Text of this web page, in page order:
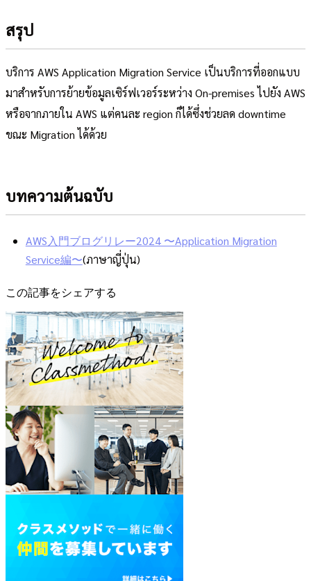
สรุป
บริการ AWS Application Migration Service เป็นบริการที่ออกแบบ
มาสำหรับการย้ายข้อมูลเซิร์ฟเวอร์ระหว่าง On-premises ไปยัง AWS
หรือจากภายใน AWS แต่คนละ region ก็ได้ซึ่งช่วยลด downtime
ขณะ Migration ได้ด้วย
บทความต้นฉบับ
AWS入門ブログリレー2024 〜Application Migration
Service編〜(ภาษาญี่ปุ่น)
この記事をシェアする